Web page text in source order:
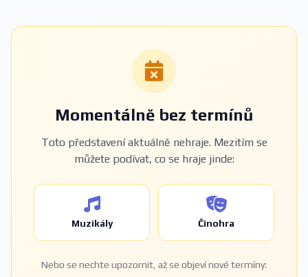
Momentálně bez termínů
Toto představení aktuálně nehraje. Mezitím se
můžete podívat, co se hraje jinde:
Muzikály Činohra
Nebo se nechte upozornit, až se objeví nové termíny: